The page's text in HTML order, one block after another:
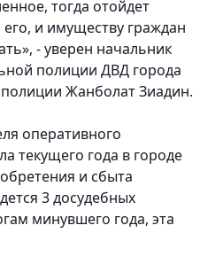
тогда отойдет
и имуществу граждан
- уверен начальник
полиции ДВД города
Жанболат Зиадин.
оперативного
текущего года в городе
и сбыта
3 досудебных
минувшего года, эта